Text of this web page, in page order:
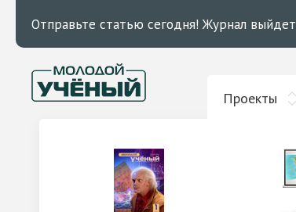
Отправьте статью сегодня! Журнал выйдет
Проекты